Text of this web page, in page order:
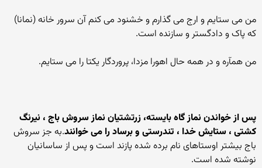
من می ستایم و ارج می گذارم و خشنود می کنم آن سرور خانه (نمانا)
که پاک و دادگستر و سازنده است.
من همآره و در همه حال اهورا مزدا، پروردگار یکتا را می ستایم.
پس از خواندن نماز گاه بایسته، زرتشتیان نماز سروش باج ، نیرنگ
کشتی ، ستایش خدا ، تندرستی و برساد را می خوانند.به جز سروش
باج بیشتر اوستاهای نام برده شده پازند است و پس از ساسانیان
نوشته شده است.